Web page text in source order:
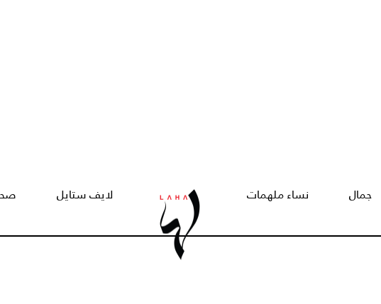
جمال نساء ملهمات لايف ستايل